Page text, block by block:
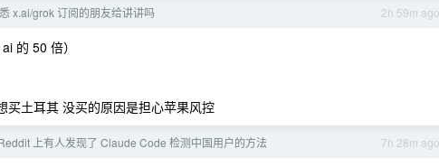
2h 59m ago
x.ai/grok 订阅的朋友给讲讲吗
的 50 倍）
买土耳其 没买的原因是担心苹果风控
7h 28m ago
上有人发现了 Claude Code 检测中国用户的方法